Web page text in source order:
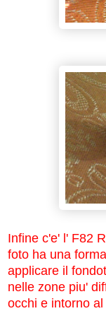
Infine c'e' l' F82
foto ha una
applicare il
nelle zone piu'
occhi e intorno